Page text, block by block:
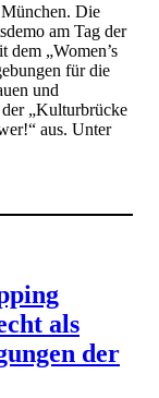
Die
am Tag der
dem „Women’s
für die
und
„Kulturbrücke
aus. Unter
als
der